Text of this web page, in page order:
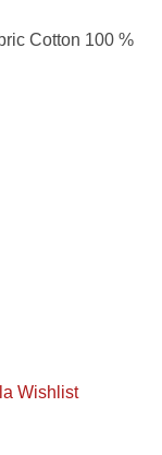
Cotton 100 %
Wishlist